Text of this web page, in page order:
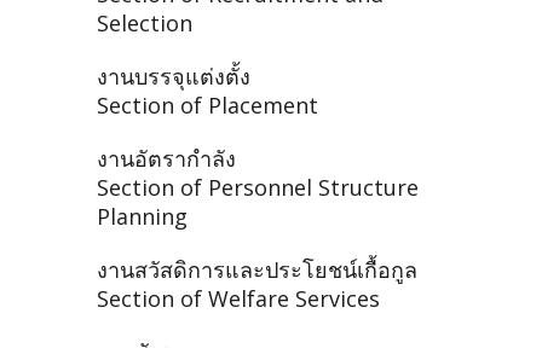
Selection
งานบรรจุแต่งตั้ง
Section of Placement
งานอัตรากำลัง
Section of Personnel Structure
Planning
งานสวัสดิการและประโยชน์เกื้อกูล
Section of Welfare Services